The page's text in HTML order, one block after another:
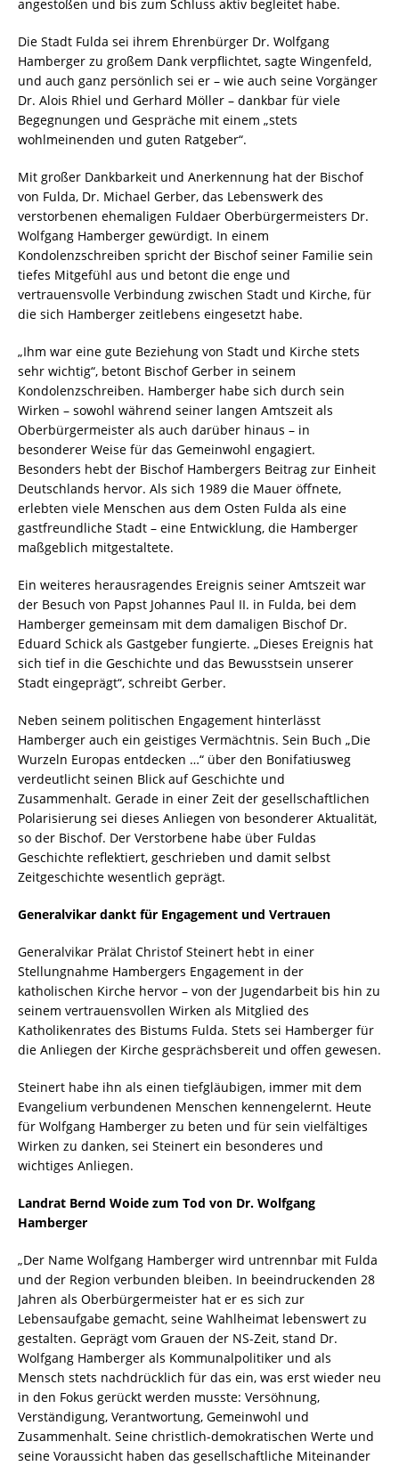
angestoßen und bis zum Schluss aktiv begleitet habe.
Die Stadt Fulda sei ihrem Ehrenbürger Dr. Wolfgang
Hamberger zu großem Dank verpflichtet, sagte Wingenfeld,
und auch ganz persönlich sei er – wie auch seine Vorgänger
Dr. Alois Rhiel und Gerhard Möller – dankbar für viele
Begegnungen und Gespräche mit einem „stets
wohlmeinenden und guten Ratgeber“.
Mit großer Dankbarkeit und Anerkennung hat der Bischof
von Fulda, Dr. Michael Gerber, das Lebenswerk des
verstorbenen ehemaligen Fuldaer Oberbürgermeisters Dr.
Wolfgang Hamberger gewürdigt. In einem
Kondolenzschreiben spricht der Bischof seiner Familie sein
tiefes Mitgefühl aus und betont die enge und
vertrauensvolle Verbindung zwischen Stadt und Kirche, für
die sich Hamberger zeitlebens eingesetzt habe.
„Ihm war eine gute Beziehung von Stadt und Kirche stets
sehr wichtig“, betont Bischof Gerber in seinem
Kondolenzschreiben. Hamberger habe sich durch sein
Wirken – sowohl während seiner langen Amtszeit als
Oberbürgermeister als auch darüber hinaus – in
besonderer Weise für das Gemeinwohl engagiert.
Besonders hebt der Bischof Hambergers Beitrag zur Einheit
Deutschlands hervor. Als sich 1989 die Mauer öffnete,
erlebten viele Menschen aus dem Osten Fulda als eine
gastfreundliche Stadt – eine Entwicklung, die Hamberger
maßgeblich mitgestaltete.
Ein weiteres herausragendes Ereignis seiner Amtszeit war
der Besuch von Papst Johannes Paul II. in Fulda, bei dem
Hamberger gemeinsam mit dem damaligen Bischof Dr.
Eduard Schick als Gastgeber fungierte. „Dieses Ereignis hat
sich tief in die Geschichte und das Bewusstsein unserer
Stadt eingeprägt“, schreibt Gerber.
Neben seinem politischen Engagement hinterlässt
Hamberger auch ein geistiges Vermächtnis. Sein Buch „Die
Wurzeln Europas entdecken …“ über den Bonifatiusweg
verdeutlicht seinen Blick auf Geschichte und
Zusammenhalt. Gerade in einer Zeit der gesellschaftlichen
Polarisierung sei dieses Anliegen von besonderer Aktualität,
so der Bischof. Der Verstorbene habe über Fuldas
Geschichte reflektiert, geschrieben und damit selbst
Zeitgeschichte wesentlich geprägt.
Generalvikar dankt für Engagement und Vertrauen
Generalvikar Prälat Christof Steinert hebt in einer
Stellungnahme Hambergers Engagement in der
katholischen Kirche hervor – von der Jugendarbeit bis hin zu
seinem vertrauensvollen Wirken als Mitglied des
Katholikenrates des Bistums Fulda. Stets sei Hamberger für
die Anliegen der Kirche gesprächsbereit und offen gewesen.
Steinert habe ihn als einen tiefgläubigen, immer mit dem
Evangelium verbundenen Menschen kennengelernt. Heute
für Wolfgang Hamberger zu beten und für sein vielfältiges
Wirken zu danken, sei Steinert ein besonderes und
wichtiges Anliegen.
Landrat Bernd Woide zum Tod von Dr. Wolfgang
Hamberger
„Der Name Wolfgang Hamberger wird untrennbar mit Fulda
und der Region verbunden bleiben. In beeindruckenden 28
Jahren als Oberbürgermeister hat er es sich zur
Lebensaufgabe gemacht, seine Wahlheimat lebenswert zu
gestalten. Geprägt vom Grauen der NS-Zeit, stand Dr.
Wolfgang Hamberger als Kommunalpolitiker und als
Mensch stets nachdrücklich für das ein, was erst wieder neu
in den Fokus gerückt werden musste: Versöhnung,
Verständigung, Verantwortung, Gemeinwohl und
Zusammenhalt. Seine christlich-demokratischen Werte und
seine Voraussicht haben das gesellschaftliche Miteinander